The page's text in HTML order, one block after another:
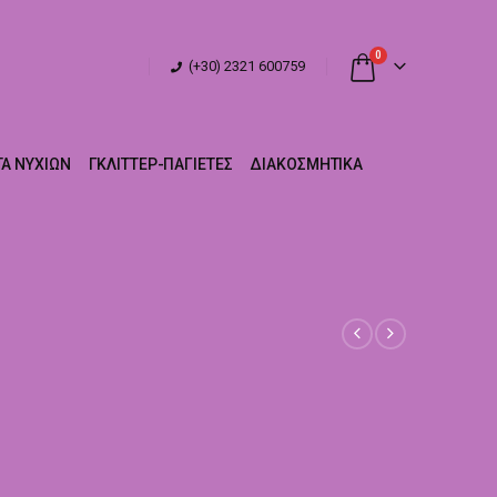
(+30) 2321 600759
0
ΝΥΧΙΏΝ ΓΚΛΊΤΤΕΡ-ΠΑΓΙΈΤΕΣ ΔΙΑΚΟΣΜΗΤΙΚΆ